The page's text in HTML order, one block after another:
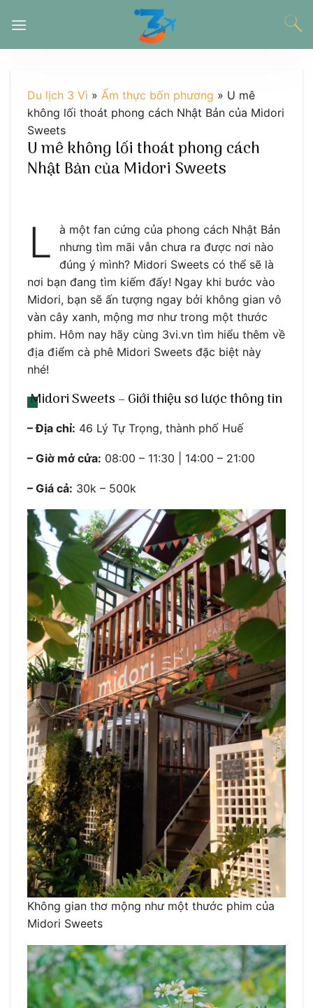
đến
Du lịch 3 Vì » Ẩm thực bốn phương » U mê
không lối thoát phong cách Nhật Bản của Midori
Sweets
U mê không lối thoát phong cách
Nhật Bản của Midori Sweets
L
à một fan cứng của phong cách Nhật Bản
nhưng tìm mãi vẫn chưa ra được nơi nào
đúng ý mình? Midori Sweets có thể sẽ là
nơi bạn đang tìm kiếm đấy! Ngay khi bước vào
Midori, bạn sẽ ấn tượng ngay bởi không gian vô
vàn cây xanh, mộng mơ như trong một thước
phim. Hôm nay hãy cùng 3vi.vn tìm hiểu thêm về
địa điểm cà phê Midori Sweets đặc biệt này
nhé!
Midori Sweets – Giới thiệu sơ lược thông tin
– Địa chỉ: 46 Lý Tự Trọng, thành phố Huế
– Giờ mở cửa: 08:00 – 11:30 | 14:00 – 21:00
– Giá cả: 30k – 500k
Không gian thơ mộng như một thước phim của
Midori Sweets